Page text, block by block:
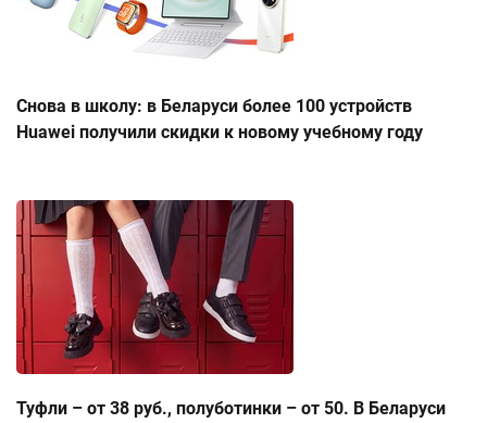
Снова в школу: в Беларуси более 100 устройств
Huawei получили скидки к новому учебному году
Туфли – от 38 руб., полуботинки – от 50. В Беларуси